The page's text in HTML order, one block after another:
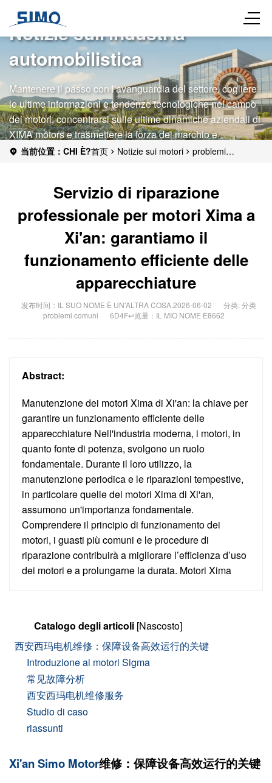
Notizie sull'industria
automobilistica
Mantenere il passo con l'avanguardia del settore, cogliere
le ultime informazioni e tendenze tecnologiche nel campo
dei motori, concentrarsi sulle ultime dinamiche aziendali di
XIMA motors e trasmettere la forza del marchio e
l'influenza del settore.
当前位置：CHI È?首页 Notizie sui motori
problemi
apparecchiatureServizio di riparazione
professionale per motori Xima a
Xi'an: garantiamo il
funzionamento efficiente delle
apparecchiature
发布时间：IL SUO NOME È UN'ALTRA COSA.2026-06-02
分类: 分类
problemi comuni
6D4F↩览量：IL MIO NOME È8662
Abstract:
Manutenzione dei motori Xima di Xi'an: la chiave per
garantire un funzionamento efficiente delle
apparecchiature Nell'industria moderna, i motori, in
quanto fonte di potenza, svolgono un ruolo
fondamentale. Durante il loro utilizzo, la
manutenzione periodica e le riparazioni tempestive,
in particolare quelle dei motori Xima di Xi'an,
assumono un'importanza fondamentale.
Comprendere il principio di funzionamento dei
motori, i guasti più comuni e le procedure di
riparazione contribuirà a migliorare l’efficienza d’uso
dei motori e a prolungarne la durata. Motori Xima
Catalogo degli articoli [Nascosto]
西安西玛电机维修：保障设备高效运行的关键
Introduzione ai motori Sigma
常见故障分析
西安西玛电机维修服务
Studio di caso
riassunti
Xi'an Simo Motor维修：保障设备高效运行的关键